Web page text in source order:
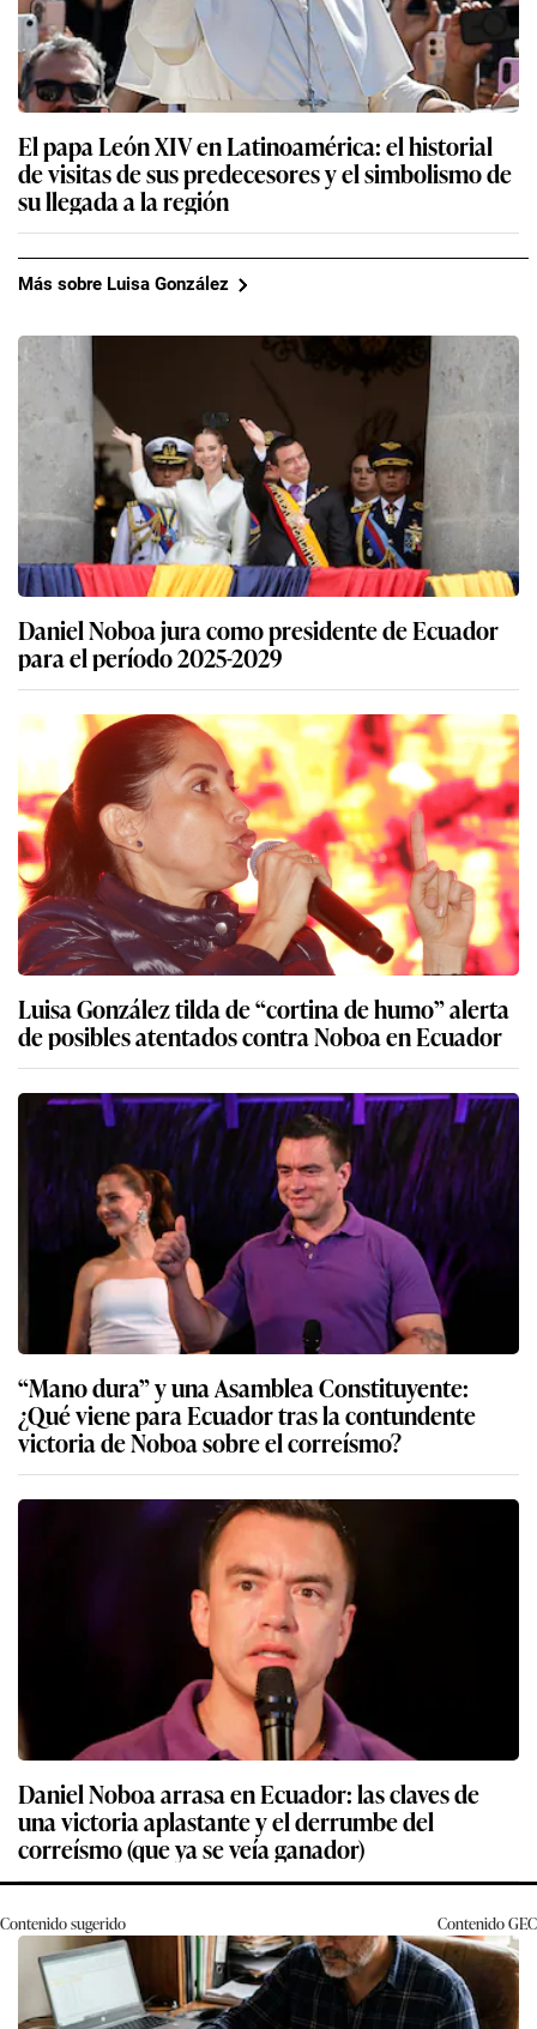
El papa León XIV en Latinoamérica: el historial
de visitas de sus predecesores y el simbolismo de
su llegada a la región
Más sobre Luisa González
Daniel Noboa jura como presidente de Ecuador
para el período 2025-2029
Luisa González tilda de “cortina de humo” alerta
de posibles atentados contra Noboa en Ecuador
“Mano dura” y una Asamblea Constituyente:
¿Qué viene para Ecuador tras la contundente
victoria de Noboa sobre el correísmo?
Daniel Noboa arrasa en Ecuador: las claves de
una victoria aplastante y el derrumbe del
correísmo (que ya se veía ganador)
Contenido sugerido ContenidoGEC